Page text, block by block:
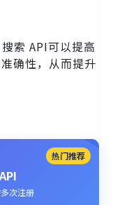
索 API可以提高
确性，从而提升
热门推荐
次注册